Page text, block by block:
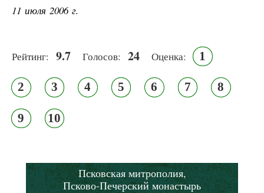
11 июля 2006 г.
Рейтинг: 9.7 Голосов: 24 Оценка: 1
2 3 4 5 6 7 8
9 10
Псковская митрополия,
Псково-Печерский монастырь